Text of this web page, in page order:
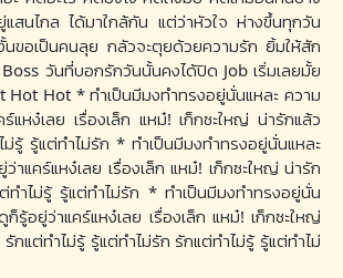
สนไกล ได้มาใกล้กัน แต่ว่าหัวใจ ห่างขึ้นทุกวัน
นขอเป็นคนลุย กลัวจะตุยด้วยความรัก ยิ้มให้สัก
Boss วันที่บอกรักวันนั้นคงได้ปิด Job เริ่มเลยมั้ย
Hot Hot * ทำเป็นมีมงทำทรงอยู่นั่นแหละ ความ
แหง๋เลย เรื่องเล็ก แหม๋! เก็กซะใหญ่ น่ารักแล้ว
ม่รู้ รู้แต่ทำไม่รัก * ทำเป็นมีมงทำทรงอยู่นั่นแหละ
าแคร์แหง๋เลย เรื่องเล็ก แหม๋! เก็กซะใหญ่ น่ารัก
ทำไม่รู้ รู้แต่ทำไม่รัก * ทำเป็นมีมงทำทรงอยู่นั่น
ก็รู้อยู่ว่าแคร์แหง๋เลย เรื่องเล็ก แหม๋! เก็กซะใหญ่
กแต่ทำไม่รู้ รู้แต่ทำไม่รัก รักแต่ทำไม่รู้ รู้แต่ทำไม่